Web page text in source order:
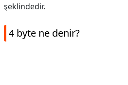
şeklindedir.
4 byte ne denir?